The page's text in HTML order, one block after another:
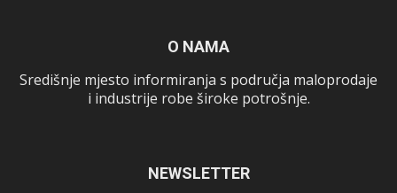
O NAMA
Središnje mjesto informiranja s područja maloprodaje
i industrije robe široke potrošnje.
NEWSLETTER